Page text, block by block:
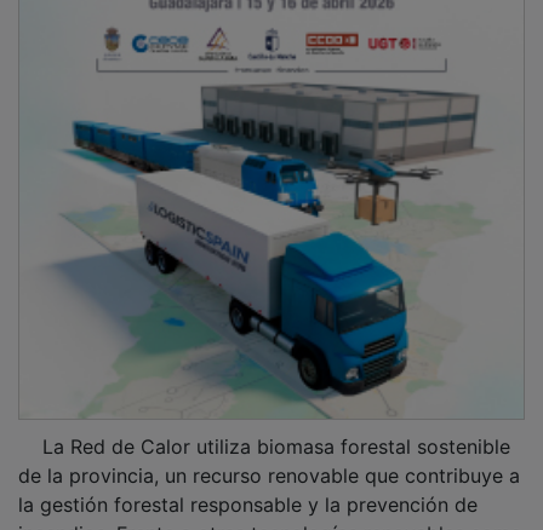
de la provincia, un recurso renovable que contribuye a
la gestión forestal responsable y la prevención de
incendios. Frente a otras tecnologías renovables como